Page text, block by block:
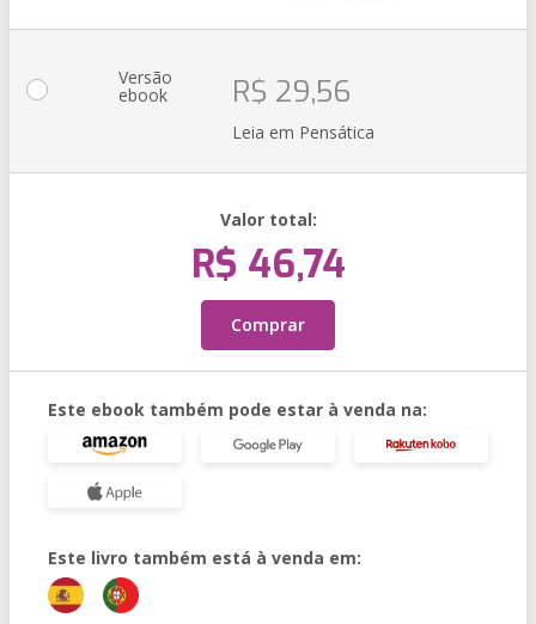
Versão
ebook R$ 29,56
Leia em Pensática
Valor total:
R$ 46,74
Comprar
Este ebook também pode estar à venda na:
Este livro também está à venda em: